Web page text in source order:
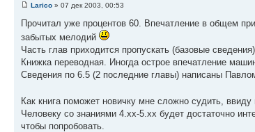
Larico » 07 дек 2003, 00:53
Прочитал уже процентов 60. Впечатление в общем
забытых мелодий
Часть глав приходится пропускать (базовые сведения).
Книжка переводная. Иногда острое впечатление
Сведения по 6.5 (2 последние главы) написаны
Как книга поможет новичку мне сложно судить, ввиду
Человеку со знаниями 4.хх-5.хх будет достаточно
чтобы попробовать.